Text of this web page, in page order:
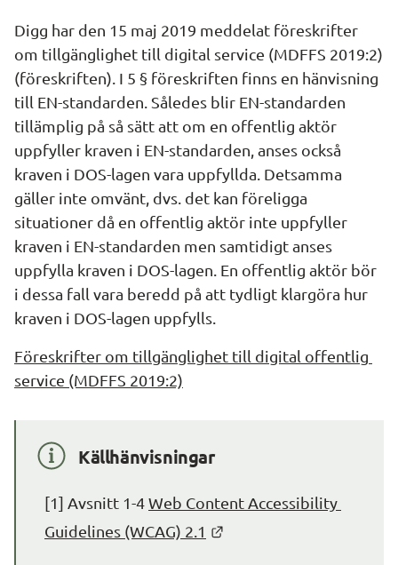
Digg har den 15 maj 2019 meddelat föreskrifter
om tillgänglighet till digital service (MDFFS 2019:2)
(föreskriften). I 5 § föreskriften finns en hänvisning
till EN-standarden. Således blir EN-standarden
tillämplig på så sätt att om en offentlig aktör
uppfyller kraven i EN-standarden, anses också
kraven i DOS-lagen vara uppfyllda. Detsamma
gäller inte omvänt, dvs. det kan föreligga
situationer då en offentlig aktör inte uppfyller
kraven i EN-standarden men samtidigt anses
uppfylla kraven i DOS-lagen. En offentlig aktör bör
i dessa fall vara beredd på att tydligt klargöra hur
kraven i DOS-lagen uppfylls.
Föreskrifter om tillgänglighet till digital offentlig
service (MDFFS 2019:2)
Källhänvisningar
[1] Avsnitt 1-4 Web Content Accessibility
Guidelines (WCAG) 2.1